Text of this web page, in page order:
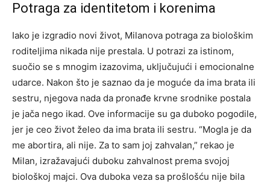
Potraga za identitetom i korenima
Iako je izgradio novi život, Milanova potraga za biološkim
roditeljima nikada nije prestala. U potrazi za istinom,
suočio se s mnogim izazovima, uključujući i emocionalne
udarce. Nakon što je saznao da je moguće da ima brata ili
sestru, njegova nada da pronađe krvne srodnike postala
je jača nego ikad. Ove informacije su ga duboko pogodile,
jer je ceo život želeo da ima brata ili sestru. “Mogla je da
me abortira, ali nije. Za to sam joj zahvalan,” rekao je
Milan, izražavajući duboku zahvalnost prema svojoj
biološkoj majci. Ova duboka veza sa prošlošću nije bila